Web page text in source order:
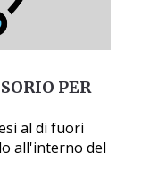
PER
al di fuori
all'interno del